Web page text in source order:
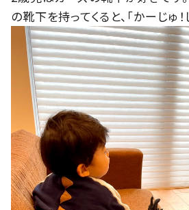
の靴下を持ってくると、「かーじゅ！